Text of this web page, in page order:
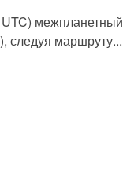
следуя маршруту...